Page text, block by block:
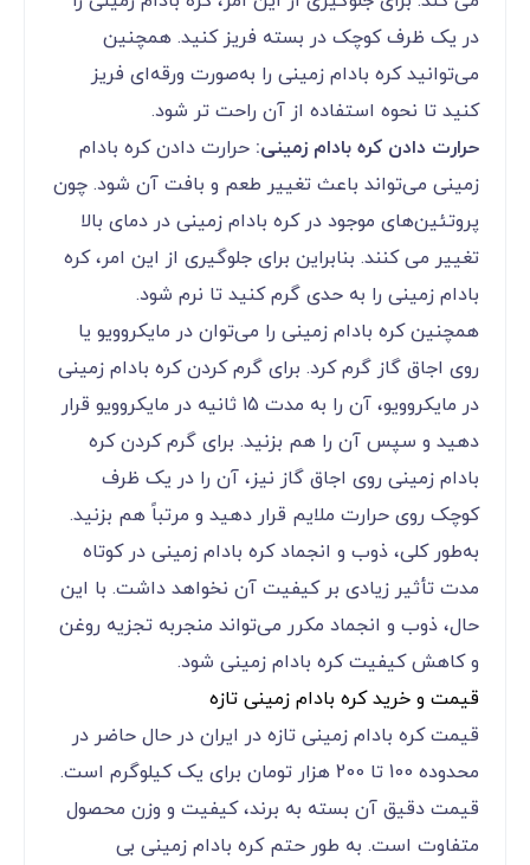
در یک ظرف کوچک در بسته فریز کنید. همچنین
می‌توانید کره بادام زمینی را به‌صورت ورقه‌ای فریز
کنید تا نحوه استفاده از آن راحت تر شود.
حرارت دادن کره بادام زمینی: حرارت دادن کره بادام
زمینی می‌تواند باعث تغییر طعم و بافت آن شود. چون
پروتئین‌های موجود در کره بادام زمینی در دمای بالا
تغییر می کنند. بنابراین برای جلوگیری از این امر، کره
بادام زمینی را به حدی گرم کنید تا نرم شود.
همچنین کره بادام زمینی را می‌توان در مایکروویو یا
روی اجاق گاز گرم کرد. برای گرم کردن کره بادام زمینی
در مایکروویو، آن را به مدت 15 ثانیه در مایکروویو قرار
دهید و سپس آن را هم بزنید. برای گرم کردن کره
بادام زمینی روی اجاق گاز نیز، آن را در یک ظرف
کوچک روی حرارت ملایم قرار دهید و مرتباً هم بزنید.
به‌طور کلی، ذوب و انجماد کره بادام زمینی در کوتاه
مدت تأثیر زیادی بر کیفیت آن نخواهد داشت. با این
حال، ذوب و انجماد مکرر می‌تواند منجربه تجزیه روغن
و کاهش کیفیت کره بادام زمینی شود.
قیمت و خرید کره بادام زمینی تازه
قیمت کره بادام زمینی تازه در ایران در حال حاضر در
محدوده 100 تا 200 هزار تومان برای یک کیلوگرم است.
قیمت دقیق آن بسته به برند، کیفیت و وزن محصول
متفاوت است. به طور حتم کره بادام زمینی بی